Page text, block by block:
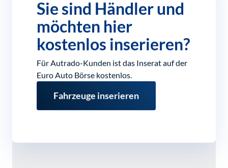
Sie sind Händler und
möchten hier
kostenlos inserieren?
Für Autrado-Kunden ist das Inserat auf der
Euro Auto Börse kostenlos.
Fahrzeuge inserieren